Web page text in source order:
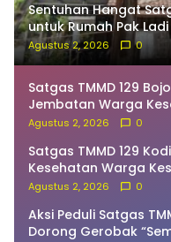
Sentuhan Hangat
untuk Rumah Pak Ladi
Agustus 2, 2026 0
Satgas TMMD 129
Jembatan Warga
Agustus 2, 2026 0
Satgas TMMD 129
Kesehatan Warga
Agustus 2, 2026 0
Aksi Peduli Satgas
Dorong Gerobak